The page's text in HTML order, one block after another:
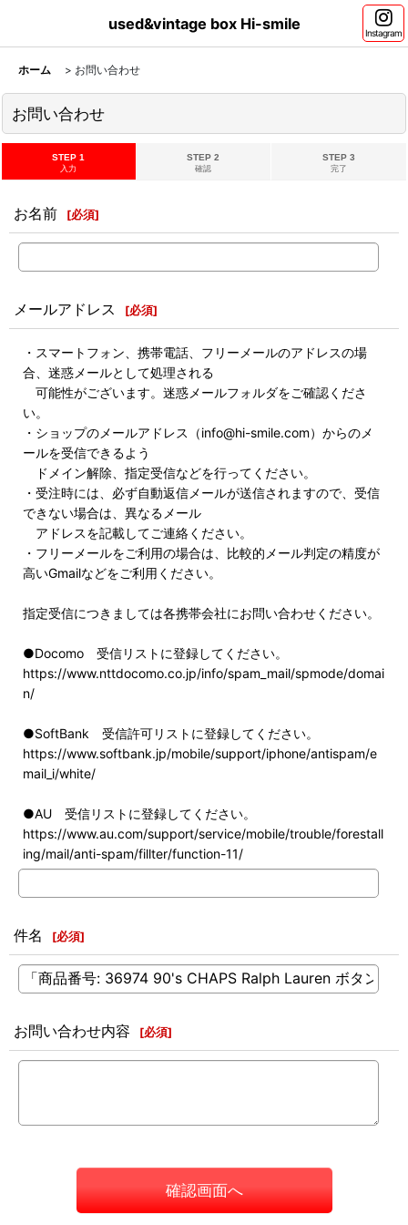
used&vintage box Hi-smile
Instagram
ホーム > お問い合わせ
お問い合わせ
STEP 1
入力
STEP 2
確認
STEP 3
完了
お名前 [必須]
メールアドレス [必須]
・スマートフォン、携帯電話、フリーメールのアドレスの場
合、迷惑メールとして処理される
可能性がございます。迷惑メールフォルダをご確認くださ
い。
・ショップのメールアドレス（info@hi-smile.com）からのメ
ールを受信できるよう
ドメイン解除、指定受信などを行ってください。
・受注時には、必ず自動返信メールが送信されますので、受信
できない場合は、異なるメール
アドレスを記載してご連絡ください。
・フリーメールをご利用の場合は、比較的メール判定の精度が
高いGmailなどをご利用ください。
指定受信につきましては各携帯会社にお問い合わせください。
●Docomo 受信リストに登録してください。
https://www.nttdocomo.co.jp/info/spam_mail/spmode/domai
n/
●SoftBank 受信許可リストに登録してください。
https://www.softbank.jp/mobile/support/iphone/antispam/e
mail_i/white/
●AU 受信リストに登録してください。
https://www.au.com/support/service/mobile/trouble/forestall
ing/mail/anti-spam/fillter/function-11/
件名 [必須]
お問い合わせ内容 [必須]
確認画面へ